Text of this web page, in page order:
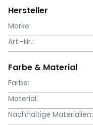
Hersteller
Marke:
Art.-Nr.:
Farbe & Material
Farbe:
Material:
Nachhaltige Materialien: